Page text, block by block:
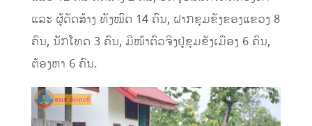
ແລະ ຜູ້ດັດສ້າງ ທັງໝົດ 14 ຄົນ, ຝາກຂຸມຂັງຂອງແຂວງ 8
ຄົນ, ນັກໂທດ 3 ຄົນ, ມີໜ້າຕົວຈິງຢູ່ຂຸມຂັງເມືອງ 6 ຄົນ,
ຕ້ອງຫາ 6 ຄົນ.